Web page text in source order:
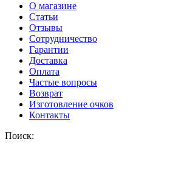
О магазине
Статьи
Отзывы
Сотрудничество
Гарантии
Доставка
Оплата
Частые вопросы
Возврат
Изготовление очков
Контакты
Поиск: